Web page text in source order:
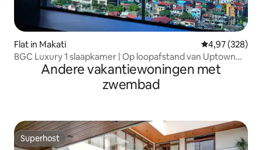
Flat in Makati Gemiddelde
4,97 (328)
BGC Luxury 1 slaapkamer | Op loopafstand van Uptown
Mall en Mitsukoshi
Andere vakantiewoningen met
zwembad
Superhost
Superhost